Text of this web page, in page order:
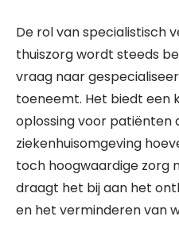
De rol van specialistisch
thuiszorg wordt steeds
vraag naar
toeneemt. Het biedt een
oplossing voor patiënten
ziekenhuisomgeving
toch hoogwaardige zorg
draagt het bij aan het
en het verminderen van